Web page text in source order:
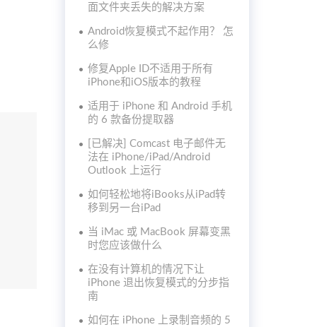
面文件夹丢失的解决方案
Android恢复模式不起作用？ 怎
么修
修复Apple ID不适用于所有
iPhone和iOS版本的教程
适用于 iPhone 和 Android 手机
的 6 款备份提取器
[已解决] Comcast 电子邮件无
法在 iPhone/iPad/Android
Outlook 上运行
如何轻松地将iBooks从iPad转
移到另一台iPad
当 iMac 或 MacBook 屏幕变黑
时您应该做什么
在没有计算机的情况下让
iPhone 退出恢复模式的分步指
南
如何在 iPhone 上录制音频的 5